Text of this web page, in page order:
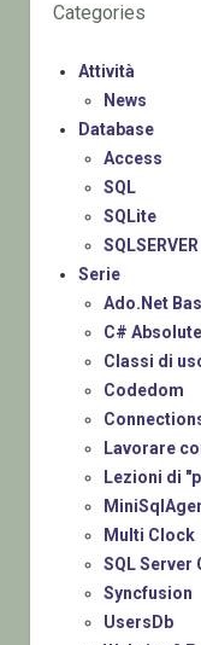
Categories
Attività
News
Database
Access
SQL
SQLite
SQLSERVER
Serie
Ado.Net
C#
Classi di
Codedom
Lavorare
Lezioni di
Multi Clock
SQL Server
Syncfusion
UsersDb